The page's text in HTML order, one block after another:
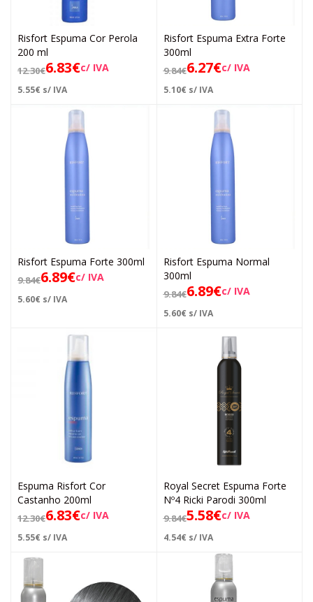
Risfort Espuma Cor Perola
200 ml
12.30€6.83€c/ IVA
5.55€ s/ IVA
Risfort Espuma Extra Forte
300ml
9.84€6.27€c/ IVA
5.10€ s/ IVA
Risfort Espuma Forte 300ml
9.84€6.89€c/ IVA
5.60€ s/ IVA
Risfort Espuma Normal
300ml
9.84€6.89€c/ IVA
5.60€ s/ IVA
Espuma Risfort Cor
Castanho 200ml
12.30€6.83€c/ IVA
5.55€ s/ IVA
Royal Secret Espuma Forte
Nº4 Ricki Parodi 300ml
9.84€5.58€c/ IVA
4.54€ s/ IVA